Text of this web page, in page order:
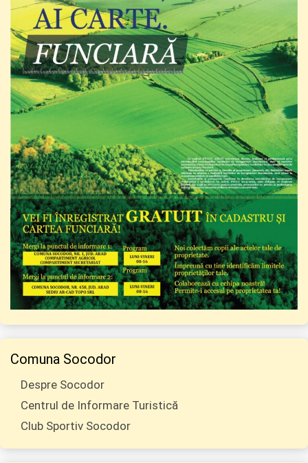
Comuna Socodor
Despre Socodor
Centrul de Informare Turistică
Club Sportiv Socodor